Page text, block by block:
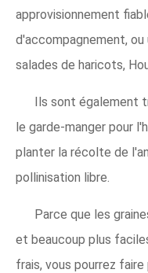
approvisionnement
d'accompagnement,
salades de haricots,
Ils sont également
le garde-manger pour
planter la récolte de
pollinisation libre.
Parce que les
et beaucoup plus
frais, vous pourrez